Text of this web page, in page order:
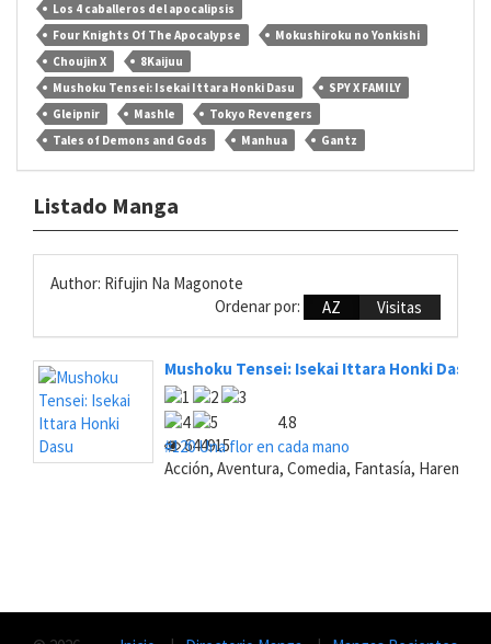
Los 4 caballeros del apocalipsis
Four Knights Of The Apocalypse
Mokushiroku no Yonkishi
Choujin X
8Kaijuu
Mushoku Tensei: Isekai Ittara Honki Dasu
SPY X FAMILY
Gleipnir
Mashle
Tokyo Revengers
Tales of Demons and Gods
Manhua Gantz
Listado Manga
Author: Rifujin Na Magonote
Ordenar por:
AZ Visitas
Mushoku Tensei: Isekai Ittara Honki Dasu
4.8
644915
#120 Una flor en cada mano